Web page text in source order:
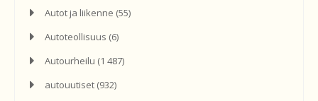
Autot ja liikenne (55)
Autoteollisuus (6)
Autourheilu (1 487)
autouutiset (932)